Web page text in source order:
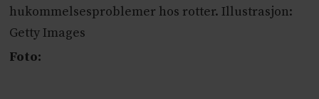
hukommelsesproblemer hos rotter. Illustrasjon:
Getty Images
Foto: